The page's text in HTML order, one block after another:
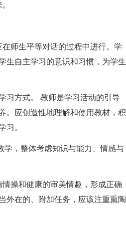
师生平等对话的过程中进行。学
生自主学习的意识和习惯，为学生
习方式。 教师是学习活动的引导
。应创造性地理解和使用教材，积
习。
学，整体考虑知识与能力、情感与
操和健康的审美情趣，形成正确
外在的、附加任务，应该注重熏陶